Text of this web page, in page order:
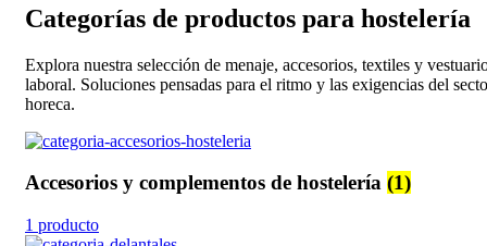
Categorías de productos para hostelería
Explora nuestra selección de menaje, accesorios, textiles y
laboral. Soluciones pensadas para el ritmo y las exigencias del
horeca.
Accesorios y complementos de hostelería (1)
1 producto